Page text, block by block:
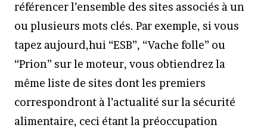
référencer l’ensemble des sites associés à un
ou plusieurs mots clés. Par exemple, si vous
tapez aujourd,hui “ESB”, “Vache folle” ou
“Prion” sur le moteur, vous obtiendrez la
même liste de sites dont les premiers
correspondront à l’actualité sur la sécurité
alimentaire, ceci étant la préoccupation